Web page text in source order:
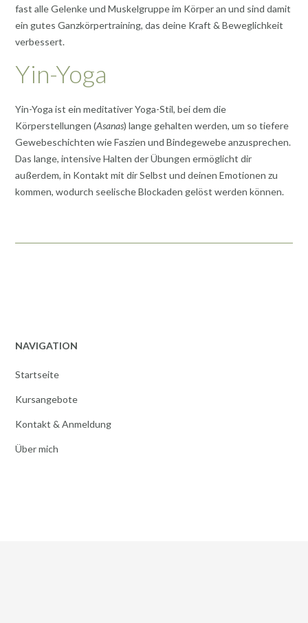
fast alle Gelenke und Muskelgruppe im Körper an und sind damit
ein gutes Ganzkörpertraining, das deine Kraft & Beweglichkeit
verbessert.
Yin-Yoga
Yin-Yoga ist ein meditativer Yoga-Stil, bei dem die
Körperstellungen (Asanas) lange gehalten werden, um so tiefere
Gewebeschichten wie Faszien und Bindegewebe anzusprechen.
Das lange, intensive Halten der Übungen ermöglicht dir
außerdem, in Kontakt mit dir Selbst und deinen Emotionen zu
kommen, wodurch seelische Blockaden gelöst werden können.
NAVIGATION
Startseite
Kursangebote
Kontakt & Anmeldung
Über mich